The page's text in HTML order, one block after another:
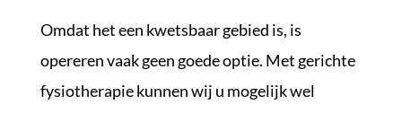
Omdat het een kwetsbaar gebied is, is
opereren vaak geen goede optie. Met gerichte
fysiotherapie kunnen wij u mogelijk wel